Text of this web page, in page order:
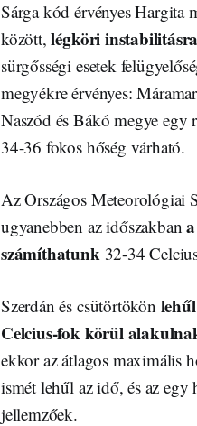
Sárga kód érvényes Hargita
között,légköri
sürgősségi esetek
megyékre érvényes:
Naszód és Bákó megye egy
34-36 fokos hőség várható.
Az Országos Meteorológiai
ugyanebben az időszakban
számíthatunk32-34
Szerdán és csütörtökön
Celcius-fok körül
ekkor az átlagos maximális
ismét lehűl az idő, és az egy
jellemzőek.